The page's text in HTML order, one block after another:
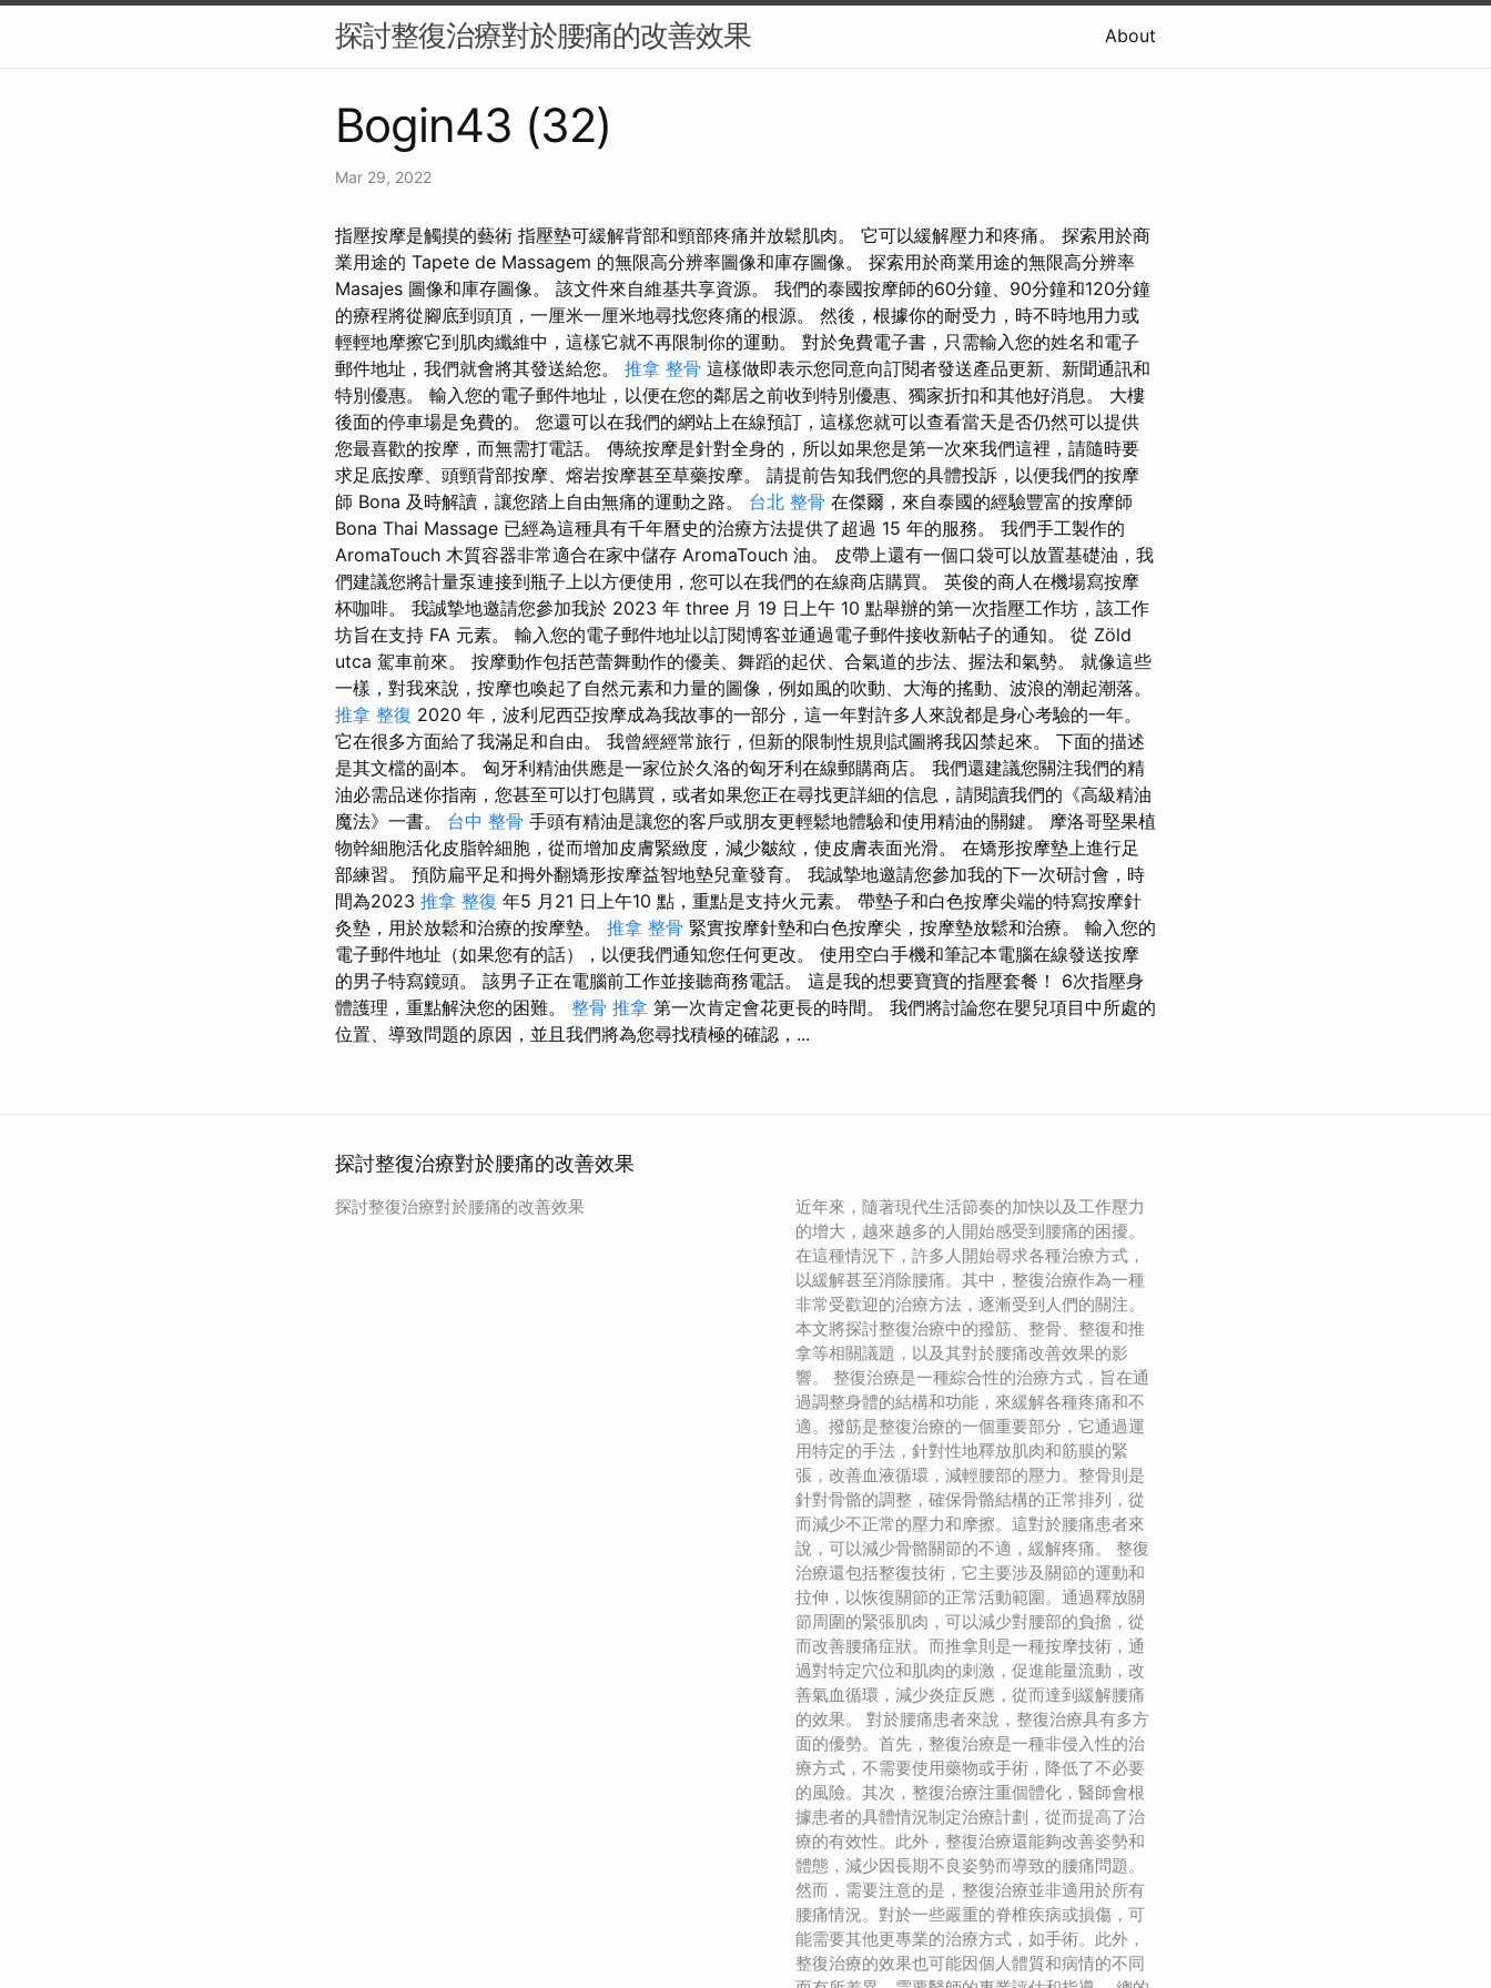
探討整復治療對於腰痛的改善效果 About
Bogin43 (32)
Mar 29, 2022
指壓按摩是觸摸的藝術 指壓墊可緩解背部和頸部疼痛并放鬆肌肉。 它可以緩解壓力和疼痛。 探索用於商
業用途的 Tapete de Massagem 的無限高分辨率圖像和庫存圖像。 探索用於商業用途的無限高分辨率
Masajes 圖像和庫存圖像。 該文件來自維基共享資源。 我們的泰國按摩師的60分鐘、90分鐘和120分鐘
的療程將從腳底到頭頂，一厘米一厘米地尋找您疼痛的根源。 然後，根據你的耐受力，時不時地用力或
輕輕地摩擦它到肌肉纖維中，這樣它就不再限制你的運動。 對於免費電子書，只需輸入您的姓名和電子
郵件地址，我們就會將其發送給您。 推拿 整骨 這樣做即表示您同意向訂閱者發送產品更新、新聞通訊和
特別優惠。 輸入您的電子郵件地址，以便在您的鄰居之前收到特別優惠、獨家折扣和其他好消息。 大樓
後面的停車場是免費的。 您還可以在我們的網站上在線預訂，這樣您就可以查看當天是否仍然可以提供
您最喜歡的按摩，而無需打電話。 傳統按摩是針對全身的，所以如果您是第一次來我們這裡，請隨時要
求足底按摩、頭頸背部按摩、熔岩按摩甚至草藥按摩。 請提前告知我們您的具體投訴，以便我們的按摩
師 Bona 及時解讀，讓您踏上自由無痛的運動之路。 台北 整骨 在傑爾，來自泰國的經驗豐富的按摩師
Bona Thai Massage 已經為這種具有千年曆史的治療方法提供了超過 15 年的服務。 我們手工製作的
AromaTouch 木質容器非常適合在家中儲存 AromaTouch 油。 皮帶上還有一個口袋可以放置基礎油，我
們建議您將計量泵連接到瓶子上以方便使用，您可以在我們的在線商店購買。 英俊的商人在機場寫按摩
杯咖啡。 我誠摯地邀請您參加我於 2023 年 three 月 19 日上午 10 點舉辦的第一次指壓工作坊，該工作
坊旨在支持 FA 元素。 輸入您的電子郵件地址以訂閱博客並通過電子郵件接收新帖子的通知。 從 Zöld
utca 駕車前來。 按摩動作包括芭蕾舞動作的優美、舞蹈的起伏、合氣道的步法、握法和氣勢。 就像這些
一樣，對我來說，按摩也喚起了自然元素和力量的圖像，例如風的吹動、大海的搖動、波浪的潮起潮落。
推拿 整復 2020 年，波利尼西亞按摩成為我故事的一部分，這一年對許多人來說都是身心考驗的一年。
它在很多方面給了我滿足和自由。 我曾經經常旅行，但新的限制性規則試圖將我囚禁起來。 下面的描述
是其文檔的副本。 匈牙利精油供應是一家位於久洛的匈牙利在線郵購商店。 我們還建議您關注我們的精
油必需品迷你指南，您甚至可以打包購買，或者如果您正在尋找更詳細的信息，請閱讀我們的《高級精油
魔法》一書。 台中 整骨 手頭有精油是讓您的客戶或朋友更輕鬆地體驗和使用精油的關鍵。 摩洛哥堅果植
物幹細胞活化皮脂幹細胞，從而增加皮膚緊緻度，減少皺紋，使皮膚表面光滑。 在矯形按摩墊上進行足
部練習。 預防扁平足和拇外翻矯形按摩益智地墊兒童發育。 我誠摯地邀請您參加我的下一次研討會，時
間為2023 推拿 整復 年5 月21 日上午10 點，重點是支持火元素。 帶墊子和白色按摩尖端的特寫按摩針
灸墊，用於放鬆和治療的按摩墊。 推拿 整骨 緊實按摩針墊和白色按摩尖，按摩墊放鬆和治療。 輸入您的
電子郵件地址（如果您有的話），以便我們通知您任何更改。 使用空白手機和筆記本電腦在線發送按摩
的男子特寫鏡頭。 該男子正在電腦前工作並接聽商務電話。 這是我的想要寶寶的指壓套餐！ 6次指壓身
體護理，重點解決您的困難。 整骨 推拿 第一次肯定會花更長的時間。 我們將討論您在嬰兒項目中所處的
位置、導致問題的原因，並且我們將為您尋找積極的確認，...
探討整復治療對於腰痛的改善效果
探討整復治療對於腰痛的改善效果
近年來，隨著現代生活節奏的加快以及工作壓力
的增大，越來越多的人開始感受到腰痛的困擾。
在這種情況下，許多人開始尋求各種治療方式，
以緩解甚至消除腰痛。其中，整復治療作為一種
非常受歡迎的治療方法，逐漸受到人們的關注。
本文將探討整復治療中的撥筋、整骨、整復和推
拿等相關議題，以及其對於腰痛改善效果的影
響。 整復治療是一種綜合性的治療方式，旨在通
過調整身體的結構和功能，來緩解各種疼痛和不
適。撥筋是整復治療的一個重要部分，它通過運
用特定的手法，針對性地釋放肌肉和筋膜的緊
張，改善血液循環，減輕腰部的壓力。整骨則是
針對骨骼的調整，確保骨骼結構的正常排列，從
而減少不正常的壓力和摩擦。這對於腰痛患者來
說，可以減少骨骼關節的不適，緩解疼痛。 整復
治療還包括整復技術，它主要涉及關節的運動和
拉伸，以恢復關節的正常活動範圍。通過釋放關
節周圍的緊張肌肉，可以減少對腰部的負擔，從
而改善腰痛症狀。而推拿則是一種按摩技術，通
過對特定穴位和肌肉的刺激，促進能量流動，改
善氣血循環，減少炎症反應，從而達到緩解腰痛
的效果。 對於腰痛患者來說，整復治療具有多方
面的優勢。首先，整復治療是一種非侵入性的治
療方式，不需要使用藥物或手術，降低了不必要
的風險。其次，整復治療注重個體化，醫師會根
據患者的具體情況制定治療計劃，從而提高了治
療的有效性。此外，整復治療還能夠改善姿勢和
體態，減少因長期不良姿勢而導致的腰痛問題。
然而，需要注意的是，整復治療並非適用於所有
腰痛情況。對於一些嚴重的脊椎疾病或損傷，可
能需要其他更專業的治療方式，如手術。此外，
整復治療的效果也可能因個人體質和病情的不同